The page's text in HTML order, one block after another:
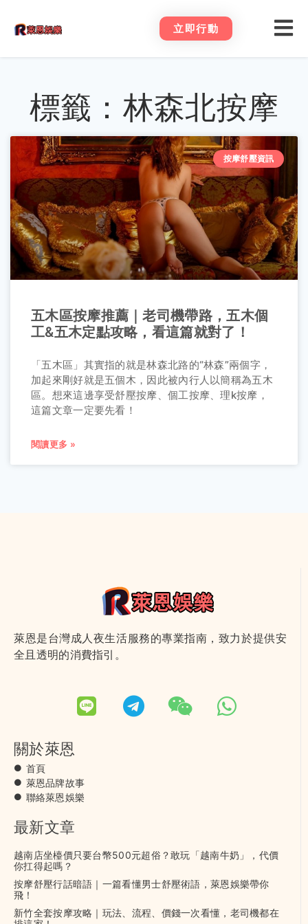
立即行動
標籤：林森北按摩
按摩舒壓資訊
五木區按摩推薦｜老司機帶路，五木個
工&五木定點攻略，看這篇就對了！
「五木區」其實指的就是林森北路的“林森”兩個字，
加起來剛好就是五個木，因此被內行人以簡稱為五木
區。想來這邊享受舒壓按摩、個工按摩、理k按摩，
這篇文章一定要先看！
閱讀更多 »
萊恩是台灣成人夜生活服務的專業指南，致力於提供安
全且透明的消費指引。
關於萊恩
首頁
萊恩品牌故事
聯絡萊恩娛樂
最新文章
越南店坐檯價只要台幣500元超俗？敢玩「越南牛奶」，代價
你扛得起嗎？
按摩舒壓行話暗語｜一篇看懂男士舒壓術語，萊恩娛樂帶你
飛！
新竹全套按摩攻略｜玩法、流程、價錢一次看懂，老司機都在